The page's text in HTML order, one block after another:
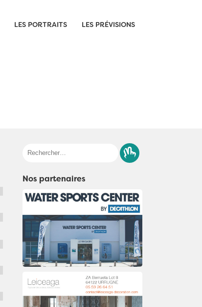
LES PORTRAITS LES PRÉVISIONS
Nos partenaires